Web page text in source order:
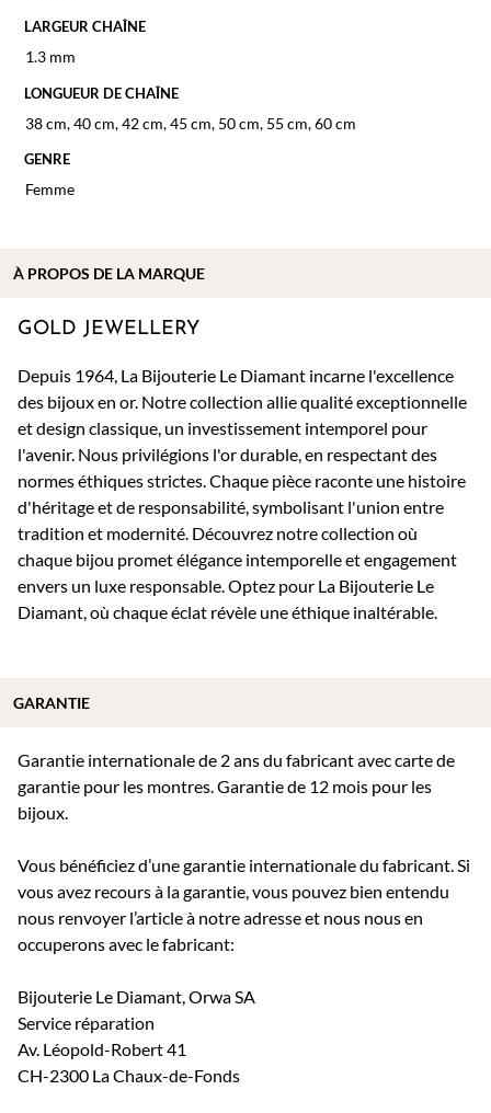
LARGEUR CHAÎNE
1.3 mm
LONGUEUR DE CHAÎNE
38 cm,40 cm,42 cm,45 cm, 50 cm, 55 cm,60 cm
GENRE
Femme
GOLD JEWELLERY
Depuis 1964, La Bijouterie Le Diamant incarne l'excellence
des bijoux en or. Notre collection allie qualité exceptionnelle
et design classique, un investissement intemporel pour
l'avenir. Nous privilégions l'or durable, en respectant des
normes éthiques strictes. Chaque pièce raconte une histoire
d'héritage et de responsabilité, symbolisant l'union entre
tradition et modernité. Découvrez notre collection où
chaque bijou promet élégance intemporelle et engagement
envers un luxe responsable. Optez pour La Bijouterie Le
Diamant, où chaque éclat révèle une éthique inaltérable.
Garantie internationale de 2 ans du fabricant avec carte de
garantie pour les montres. Garantie de 12 mois pour les
bijoux.
Vous bénéficiez d’une garantie internationale du fabricant. Si
vous avez recours à la garantie, vous pouvez bien entendu
nous renvoyer l’article à notre adresse et nous nous en
occuperons avec le fabricant:
Bijouterie Le Diamant, Orwa SA
Service réparation
Av. Léopold-Robert 41
CH-2300 La Chaux-de-Fonds
À PROPOS DE LA MARQUE
GARANTIE